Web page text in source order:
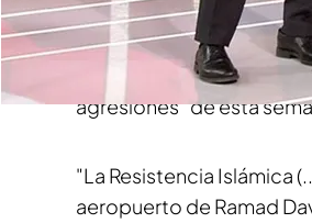
El partido-milicia chií
domingo"decenas de
Ramat David, en la
agresiones" de esta
"La Resistencia Islámica
aeropuerto de Ramad